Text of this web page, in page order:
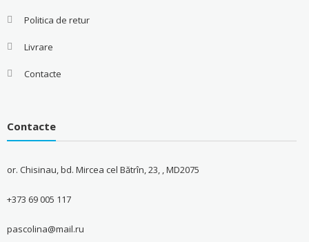
Politica de retur
Livrare
Contacte
Contacte
or. Chisinau, bd. Mircea cel Bătrîn, 23, , MD2075
+373 69 005 117
pascolina@mail.ru